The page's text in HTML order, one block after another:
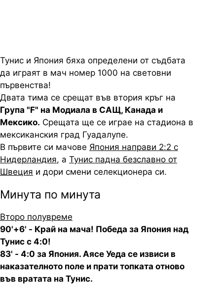
Тунис и Япония бяха определени от съдбата
да играят в мач номер 1000 на световни
първенства!
Двата тима се срещат във втория кръг на
Група "F" на Модиала в САЩ, Канада и
Мексико. Срещата ще се играе на стадиона в
мексиканския град Гуадалупе.
В първите си мачове Япония направи 2:2 с
Нидерландия, а Тунис падна безславно от
Швеция и дори смени селекционера си.
Минута по минута
Второ полувреме
90'+6' - Край на мача! Победа за Япония над
Тунис с 4:0!
83' - 4:0 за Япония. Аясе Уеда се извиси в
наказателното поле и прати топката отново
във вратата на Тунис.